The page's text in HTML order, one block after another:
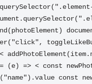
(e) => < const
const